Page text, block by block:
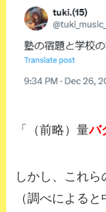
「（前略）量バ
しかし、これ
（調べによる